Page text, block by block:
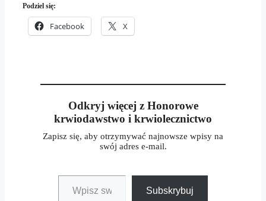
Podziel się:
Facebook X
Odkryj więcej z Honorowe
krwiodawstwo i krwiolecznictwo
Zapisz się, aby otrzymywać najnowsze wpisy na
swój adres e-mail.
Wpisz swój adres e-mail…
Subskrybuj